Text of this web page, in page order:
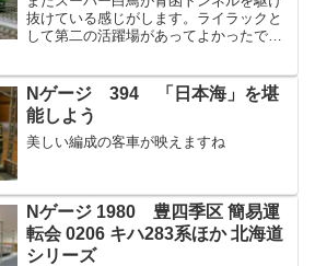
抜けている感じがします。ライラックと
して第二の活躍場があってよかったで
Nゲージ 394 「日本海」を堪
能しよう
美しい編成の客車が映えますね
Nゲージ 1980 豊四季区 簡易運
転会 0206 キハ283系ほか 北海道
シリーズ